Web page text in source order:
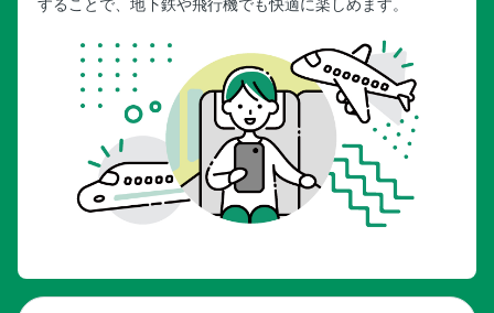
することで、地下鉄や飛行機でも快適に楽しめます。